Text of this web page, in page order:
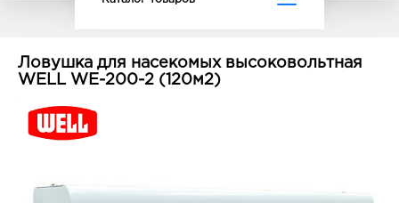
Ловушка для насекомых высоковольтная
WELL WE-200-2 (120м2)